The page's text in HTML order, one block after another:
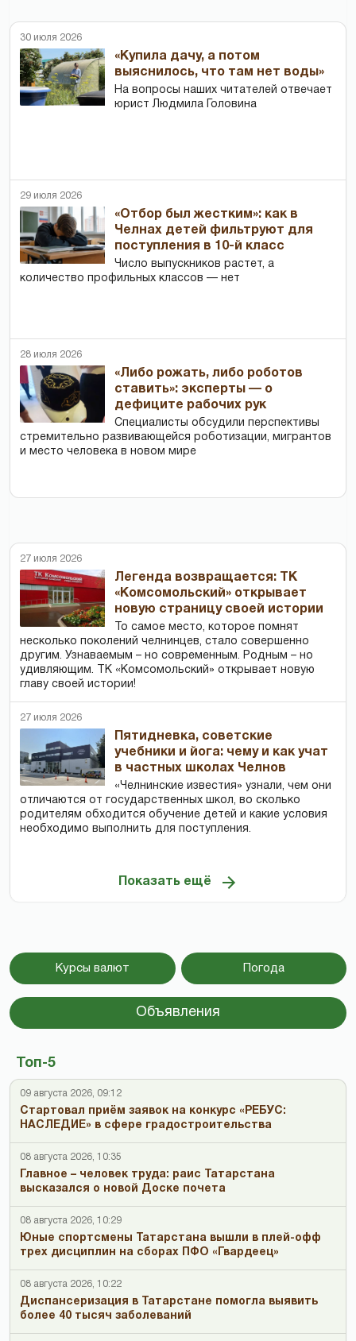
30 июля 2026
«Купила дачу, а потом
выяснилось, что там нет воды»
На вопросы наших читателей отвечает
юрист Людмила Головина
29 июля 2026
«Отбор был жестким»: как в
Челнах детей фильтруют для
поступления в 10-й класс
Число выпускников растет, а
количество профильных классов — нет
28 июля 2026
«Либо рожать, либо роботов
ставить»: эксперты — о
дефиците рабочих рук
Специалисты обсудили перспективы
стремительно развивающейся роботизации, мигрантов
и место человека в новом мире
27 июля 2026
Легенда возвращается: ТК
«Комсомольский» открывает
новую страницу своей истории
То самое место, которое помнят
несколько поколений челнинцев, стало совершенно
другим. Узнаваемым – но современным. Родным – но
удивляющим. ТК «Комсомольский» открывает новую
главу своей истории!
27 июля 2026
Пятидневка, советские
учебники и йога: чему и как учат
в частных школах Челнов
«Челнинские известия» узнали, чем они
отличаются от государственных школ, во сколько
родителям обходится обучение детей и какие условия
необходимо выполнить для поступления.
Показать ещё
Курсы валют Погода
Объявления
Топ-5
09 августа 2026, 09:12
Стартовал приём заявок на конкурс «РЕБУС:
НАСЛЕДИЕ» в сфере градостроительства
08 августа 2026, 10:35
Главное – человек труда: раис Татарстана
высказался о новой Доске почета
08 августа 2026, 10:29
Юные спортсмены Татарстана вышли в плей-офф
трех дисциплин на сборах ПФО «Гвардеец»
08 августа 2026, 10:22
Диспансеризация в Татарстане помогла выявить
более 40 тысяч заболеваний